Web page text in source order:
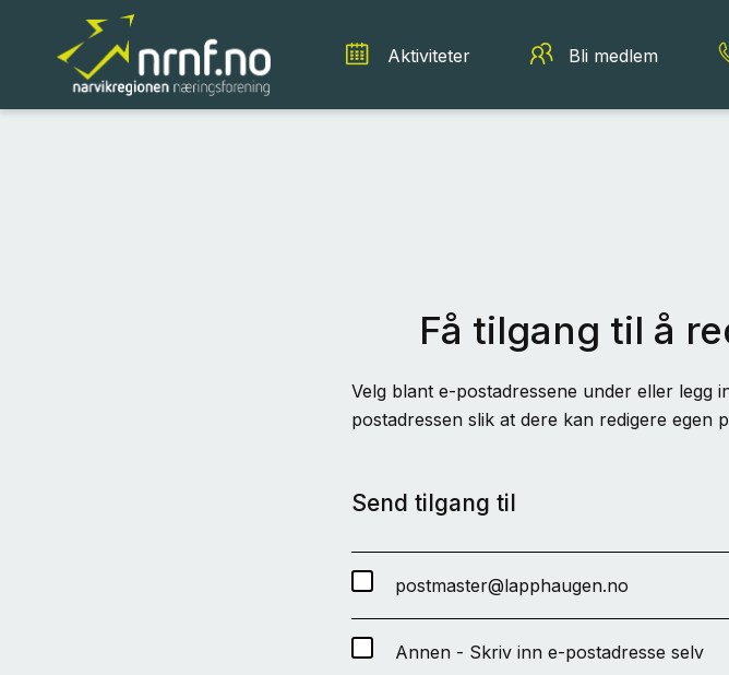
Aktiviteter Bli medlem
Få tilgang til å
Velg blant e-postadressene under eller legg
postadressen slik at dere kan redigere egen
Send tilgang til
postmaster@lapphaugen.no
Annen - Skriv inn e-postadresse selv